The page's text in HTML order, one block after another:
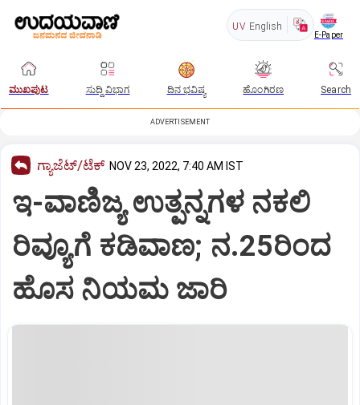
UV English
E-Paper
ಮುಖಪುಟ ಸುದ್ದಿ ವಿಭಾಗ ದಿನ ಭವಿಷ್ಯ ಹೊಂಗಿರಣ Search
ADVERTISEMENT
ಗ್ಯಾಜೆಟ್/ಟೆಕ್ NOV 23, 2022, 7:40 AM IST
ಇ-ವಾಣಿಜ್ಯ ಉತ್ಪನ್ನಗಳ ನಕಲಿ
ರಿವ್ಯೂಗೆ ಕಡಿವಾಣ; ನ.25ರಿಂದ
ಹೊಸ ನಿಯಮ ಜಾರಿ